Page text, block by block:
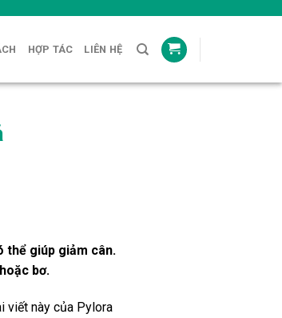
HỢP TÁC LIÊN HỆ
thể giúp giảm cân.
bơ.
viết này của Pylora